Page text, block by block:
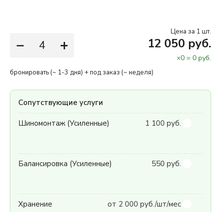
− +
Цена за 1 шт.
12 050 руб.
×0 = 0 руб.
бронировать (~ 1-3 дня) + под заказ (~ неделя)
Сопутствующие услуги
Шиномонтаж (Усиленные) 1 100 руб.
Балансировка (Усиленные) 550 руб.
Хранение от 2 000 руб./шт/мес